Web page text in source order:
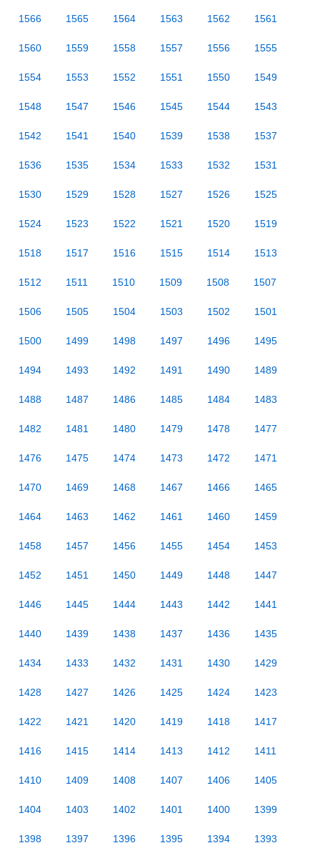
1566 1565 1564 1563 1562 1561
1560 1559 1558 1557 1556 1555
1554 1553 1552 1551 1550 1549
1548 1547 1546 1545 1544 1543
1542 1541 1540 1539 1538 1537
1536 1535 1534 1533 1532 1531
1530 1529 1528 1527 1526 1525
1524 1523 1522 1521 1520 1519
1518 1517 1516 1515 1514 1513
1512 1511 1510 1509 1508 1507
1506 1505 1504 1503 1502 1501
1500 1499 1498 1497 1496 1495
1494 1493 1492 1491 1490 1489
1488 1487 1486 1485 1484 1483
1482 1481 1480 1479 1478 1477
1476 1475 1474 1473 1472 1471
1470 1469 1468 1467 1466 1465
1464 1463 1462 1461 1460 1459
1458 1457 1456 1455 1454 1453
1452 1451 1450 1449 1448 1447
1446 1445 1444 1443 1442 1441
1440 1439 1438 1437 1436 1435
1434 1433 1432 1431 1430 1429
1428 1427 1426 1425 1424 1423
1422 1421 1420 1419 1418 1417
1416 1415 1414 1413 1412 1411
1410 1409 1408 1407 1406 1405
1404 1403 1402 1401 1400 1399
1398 1397 1396 1395 1394 1393